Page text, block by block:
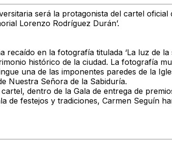
será la protagonista del cartel
Lorenzo Rodríguez Durán’.
recaído en la fotografía titulada ‘La luz de
histórico de la ciudad. La fotografía
una de las imponentes paredes de la
Nuestra Señora de la Sabiduría.
dentro de la Gala de entrega de
de festejos y tradiciones, Carmen Seguín